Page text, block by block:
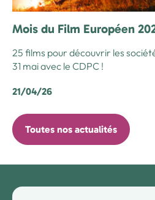
Mois du Film Européen
25 films pour découvrir les
31 mai avec le CDPC !
21/04/26
Toutes nos actualités